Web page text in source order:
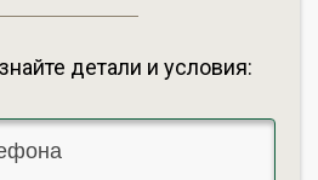
детали и условия: